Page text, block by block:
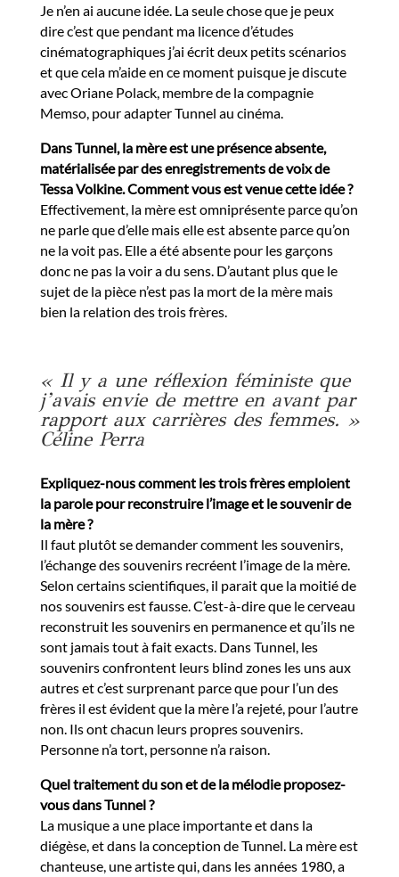
Je n’en ai aucune idée. La seule chose que je peux
dire c’est que pendant ma licence d’études
cinématographiques j’ai écrit deux petits scénarios
et que cela m’aide en ce moment puisque je discute
avec Oriane Polack, membre de la compagnie
Memso, pour adapter Tunnel au cinéma.
Dans Tunnel, la mère est une présence absente,
matérialisée par des enregistrements de voix de
Tessa Volkine. Comment vous est venue cette idée ?
Effectivement, la mère est omniprésente parce qu’on
ne parle que d’elle mais elle est absente parce qu’on
ne la voit pas. Elle a été absente pour les garçons
donc ne pas la voir a du sens. D’autant plus que le
sujet de la pièce n’est pas la mort de la mère mais
bien la relation des trois frères.
« Il y a une réflexion féministe que
j’avais envie de mettre en avant par
rapport aux carrières des femmes. »
Céline Perra
Expliquez-nous comment les trois frères emploient
la parole pour reconstruire l’image et le souvenir de
la mère ?
Il faut plutôt se demander comment les souvenirs,
l’échange des souvenirs recréent l’image de la mère.
Selon certains scientifiques, il parait que la moitié de
nos souvenirs est fausse. C’est-à-dire que le cerveau
reconstruit les souvenirs en permanence et qu’ils ne
sont jamais tout à fait exacts. Dans Tunnel, les
souvenirs confrontent leurs blind zones les uns aux
autres et c’est surprenant parce que pour l’un des
frères il est évident que la mère l’a rejeté, pour l’autre
non. Ils ont chacun leurs propres souvenirs.
Personne n’a tort, personne n’a raison.
Quel traitement du son et de la mélodie proposez-
vous dans Tunnel ?
La musique a une place importante et dans la
diégèse, et dans la conception de Tunnel. La mère est
chanteuse, une artiste qui, dans les années 1980, a